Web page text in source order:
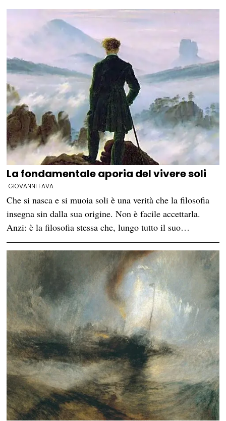
La fondamentale aporia del vivere soli
GIOVANNI FAVA
Che si nasca e si muoia soli è una verità che la filosofia
insegna sin dalla sua origine. Non è facile accettarla.
Anzi: è la filosofia stessa che, lungo tutto il suo…